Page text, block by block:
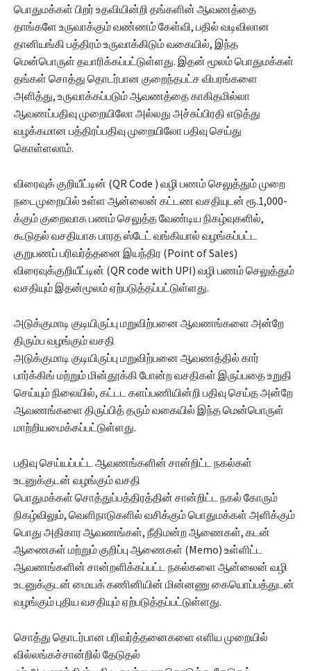
பொதுமக்கள் பிறர் உதவியின்றி தங்களின் ஆவணத்தை
தாங்களே உருவாக்கும் வண்ணம் கேள்வி, பதில் வடிவிலான
தானியங்கி பத்திரம் உருவாக்கிடும் வகையில், இந்த
மென்பொருள் தயாரிக்கப்பட்டுள்ளது. இதன் மூலம் பொதுமக்கள்
தங்கள் சொத்து தொடர்பான குறைந்தபட்ச விபரங்களை
அளித்து, உருவாக்கப்படும் ஆவணத்தை காகிதமில்லா
ஆவணப்பதிவு முறையிலோ அல்லது அச்சுப்பிரதி எடுத்து
வழக்கமான பத்திரப்பதிவு முறையிலோ பதிவு செய்து
கொள்ளலாம்.
விரைவுக் குறியீட்டின் (QR Code ) வழி பணம் செலுத்தும் முறை
நடைமுறையில் உள்ள ஆன்லைன் கட்டண வசதியுடன் ரூ.1,000-
க்கும் குறைவாக பணம் செலுத்த வேண்டிய நிகழ்வுகளில்,
கூடுதல் வசதியாக பாரத ஸ்டேட் வங்கியால் வழங்கப்பட்ட
குறுபணப் பரிவர்த்தனை இயந்திர (Point of Sales)
விரைவுக்குறியீட்டின் (QR code with UPI) வழி பணம் செலுத்தும்
வசதியும் இதன்மூலம் ஏற்படுத்தப்பட்டுள்ளது.
அடுக்குமாடி குடியிருப்பு மறுவிற்பனை ஆவணங்களை அன்றே
திரும்ப வழங்கும் வசதி
அடுக்குமாடி குடியிருப்பு மறுவிற்பனை ஆவணத்தில் கார்
பார்க்கிங் மற்றும் மின்தூக்கி போன்ற வசதிகள் இருப்பதை உறுதி
செய்யும் நிலையில், கட்டட களப்பணியின்றி பதிவு செய்த அன்றே
ஆவணங்களை திருப்பித் தரும் வகையில் இந்த மென்பொருள்
மாற்றியமைக்கப்பட்டுள்ளது.
பதிவு செய்யப்பட்ட ஆவணங்களின் சான்றிட்ட நகல்கள்
உடனுக்குடன் வழங்கும் வசதி
பொதுமக்கள் சொத்துப்பத்திரத்தின் சான்றிட்ட நகல் கோரும்
நிகழ்விலும், வெளிநாடுகளில் வசிக்கும் பொதுமக்கள் அளிக்கும்
பொது அதிகார ஆவணங்கள், நீதிமன்ற ஆணைகள், கடன்
ஆணைகள் மற்றும் குறிப்பு ஆணைகள் (Memo) உள்ளிட்ட
ஆவணங்களின் சான்றளிக்கப்பட்ட நகல்களை ஆன்லைன் வழி
உடனுக்குடன் மையக் கணினியின் மின்னணு கையொப்பத்துடன்
வழங்கும் புதிய வசதியும் ஏற்படுத்தப்பட்டுள்ளது.
சொத்து தொடர்பான பரிவர்த்தனைகளை எளிய முறையில்
வில்லங்கச்சான்றில் தேடுதல்